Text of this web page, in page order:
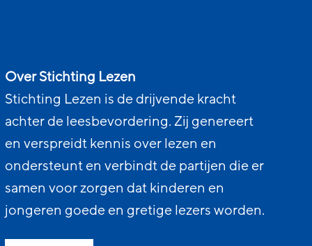
Over Stichting Lezen
Stichting Lezen is de drijvende kracht
achter de leesbevordering. Zij genereert
en verspreidt kennis over lezen en
ondersteunt en verbindt de partijen die er
samen voor zorgen dat kinderen en
jongeren goede en gretige lezers worden.